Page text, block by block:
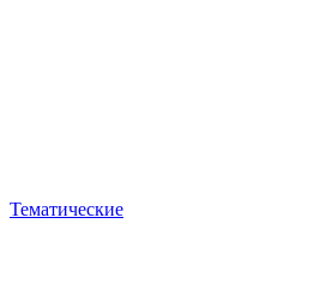
Тематические